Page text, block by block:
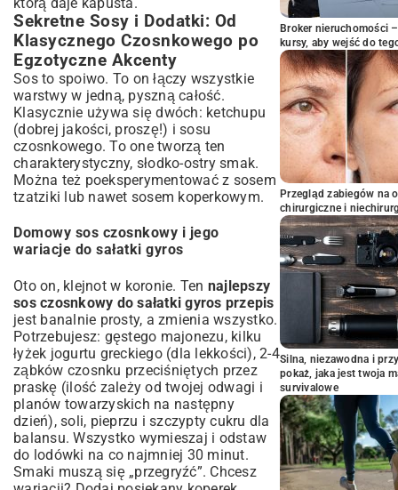
Sekretne Sosy i Dodatki: Od
Klasycznego Czosnkowego po
Egzotyczne Akcenty
Sos to spoiwo. To on łączy wszystkie
warstwy w jedną, pyszną całość.
Klasycznie używa się dwóch: ketchupu
(dobrej jakości, proszę!) i sosu
czosnkowego. To one tworzą ten
charakterystyczny, słodko-ostry smak.
Można też poeksperymentować z sosem
tzatziki lub nawet sosem koperkowym.
Domowy sos czosnkowy i jego
wariacje do sałatki gyros
Oto on, klejnot w koronie. Ten najlepszy
sos czosnkowy do sałatki gyros przepis
jest banalnie prosty, a zmienia wszystko.
Potrzebujesz: gęstego majonezu, kilku
łyżek jogurtu greckiego (dla lekkości), 2-4
ząbków czosnku przeciśniętych przez
praskę (ilość zależy od twojej odwagi i
planów towarzyskich na następny
dzień), soli, pieprzu i szczypty cukru dla
balansu. Wszystko wymieszaj i odstaw
do lodówki na co najmniej 30 minut.
Smaki muszą się „przegryźć”. Chcesz
Broker nieruchomości
kursy, aby wejść do
Przegląd zabiegów na
chirurgiczne i
Silna, niezawodna i
pokaż, jaka jest twoja
survivalowe